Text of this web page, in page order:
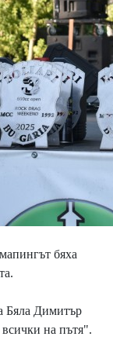
бяха
Бяла Димитър
на пътя".